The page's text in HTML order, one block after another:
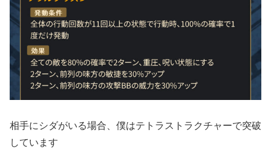
相手にシダがいる場合、僕はテトラストラクチャーで突破
しています